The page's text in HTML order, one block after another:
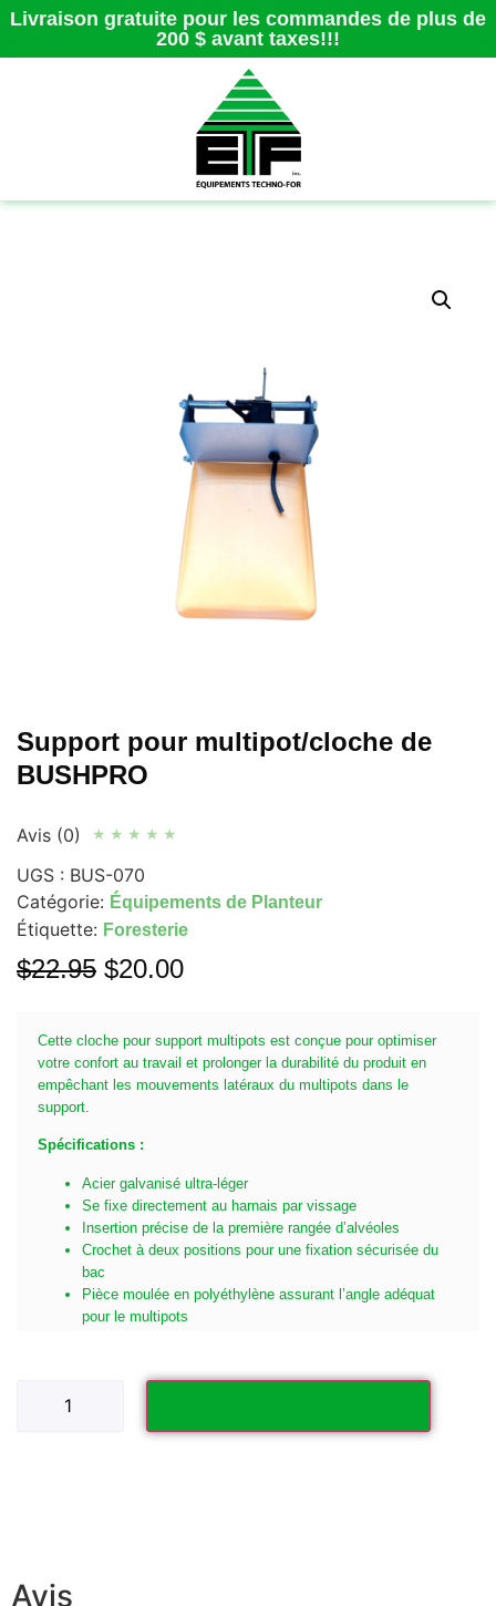
Livraison gratuite pour les commandes de plus de
200 $ avant taxes!!!
Support pour multipot/cloche de
BUSHPRO
Avis (0) ★ ★ ★ ★ ★
UGS : BUS-070
Catégorie: Équipements de Planteur
Étiquette: Foresterie
$22.95 $20.00
Cette cloche pour support multipots est conçue pour optimiser
votre confort au travail et prolonger la durabilité du produit en
empêchant les mouvements latéraux du multipots dans le
support.
Spécifications :
Acier galvanisé ultra-léger
Se fixe directement au harnais par vissage
Insertion précise de la première rangée d’alvéoles
Crochet à deux positions pour une fixation sécurisée du
bac
Pièce moulée en polyéthylène assurant l’angle adéquat
pour le multipots
Avis